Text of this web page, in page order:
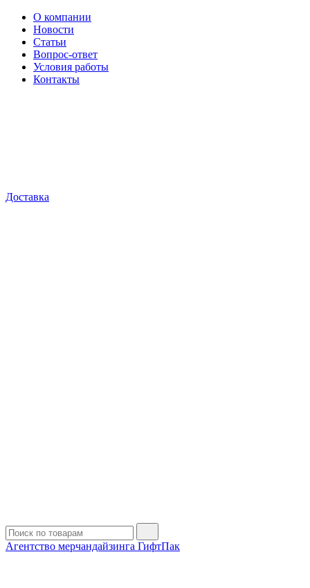
О компании
Новости
Статьи
Вопрос-ответ
Условия работы
Контакты
Доставка
Агентство мерчандайзинга ГифтПак